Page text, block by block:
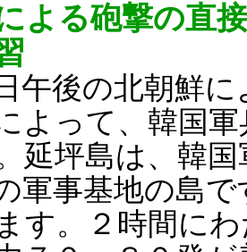
よる砲撃の直
午後の北朝鮮に
よって、韓国
延坪島は、韓
軍事基地の島
す。２時間に